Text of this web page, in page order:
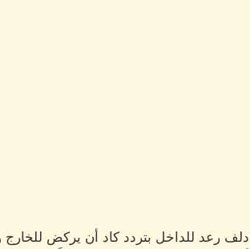
دلف رعد للداخل بتردد كاد أن يركض للخارج